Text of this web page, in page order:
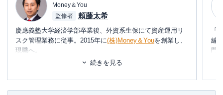
Money＆You
監修者
頼藤太希
慶應義塾大学経済学部卒業後、外資系生保にて資産運用リ
スク管理業務に従事。2015年に(株)Money＆Youを創業し、
現職へ。
UUの『Mocha（モカ）』を運営すると同時に、マネーコン
サルタントとして、資産運用・税金・Fintech・キャッシュ
続きを見る
「
編
門
め